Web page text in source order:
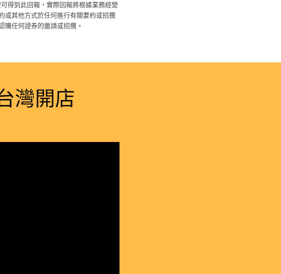
得到此回報，實際回報將根據業務經營
或其他方式於任何進行有關要約或招攬
購任何證券的邀請或招攬。
灣開店